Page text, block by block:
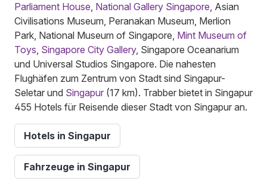
Parliament House, National Gallery Singapore, Asian
Civilisations Museum, Peranakan Museum, Merlion
Park, National Museum of Singapore, Mint Museum of
Toys, Singapore City Gallery, Singapore Oceanarium
und Universal Studios Singapore. Die nahesten
Flughäfen zum Zentrum von Stadt sind Singapur-
Seletar und Singapur (17 km). Trabber bietet in Singapur
455 Hotels für Reisende dieser Stadt von Singapur an.
Hotels in Singapur
Fahrzeuge in Singapur